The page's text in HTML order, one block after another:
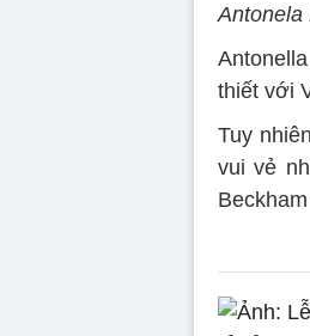
Antonela
thiết với
Tuy
vui vẻ